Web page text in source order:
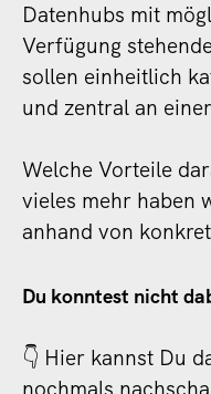
Datenhubs mit
Verfügung
sollen einheitlich
und zentral an
Welche Vorteile
vieles mehr haben
anhand von
Du konntest nicht
👇 Hier kannst Du